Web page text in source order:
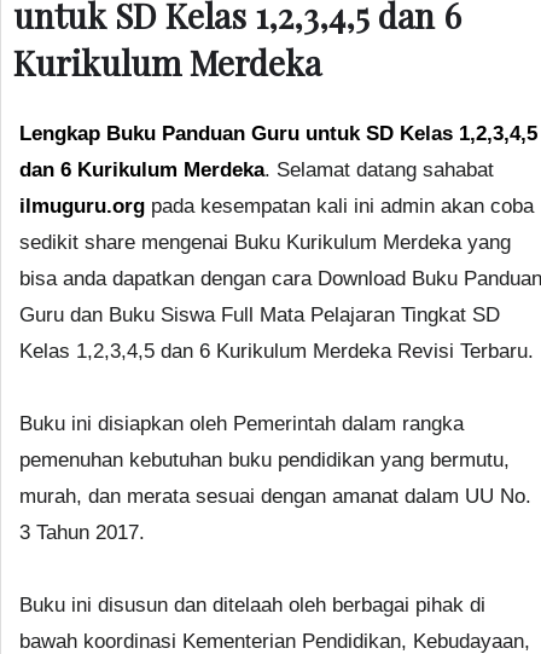
untuk SD Kelas 1,2,3,4,5 dan 6
Kurikulum Merdeka
Lengkap Buku Panduan Guru untuk SD Kelas 1,2,3,4,5
dan 6 Kurikulum Merdeka. Selamat datang sahabat
ilmuguru.org pada kesempatan kali ini admin akan coba
sedikit share mengenai Buku Kurikulum Merdeka yang
bisa anda dapatkan dengan cara Download Buku Panduan
Guru dan Buku Siswa Full Mata Pelajaran Tingkat SD
Kelas 1,2,3,4,5 dan 6 Kurikulum Merdeka Revisi Terbaru.
Buku ini disiapkan oleh Pemerintah dalam rangka
pemenuhan kebutuhan buku pendidikan yang bermutu,
murah, dan merata sesuai dengan amanat dalam UU No.
3 Tahun 2017.
Buku ini disusun dan ditelaah oleh berbagai pihak di
bawah koordinasi Kementerian Pendidikan, Kebudayaan,